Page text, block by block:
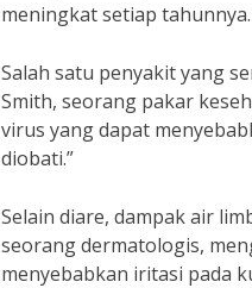
meningkat setiap tahunnya.
Salah satu penyakit yang
Smith, seorang pakar
virus yang dapat
diobati.”
Selain diare, dampak air
seorang dermatologis,
menyebabkan iritasi pada